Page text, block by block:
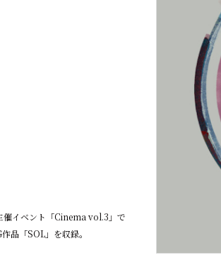
イベント「Cinema vol.3」で
品「SOL」を収録。